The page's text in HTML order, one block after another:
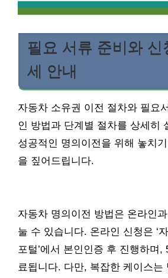
필요 서류 준비와 신
세 안내
자동차 소유권 이전 절차와 필요
인 방법과 단계별 절차를 상세히
성공적인 명의이전을 위해 놓치
을 짚어드립니다.
자동차 명의이전 방법은 온라인
눌 수 있습니다. 온라인 신청은 ‘
포털’에서 본인인증 후 진행하며,
료됩니다. 다만, 복잡한 케이스는